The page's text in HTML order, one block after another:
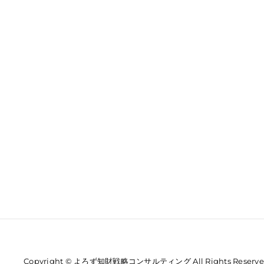
Copyright © よろず知財戦略コンサルティング All Rights